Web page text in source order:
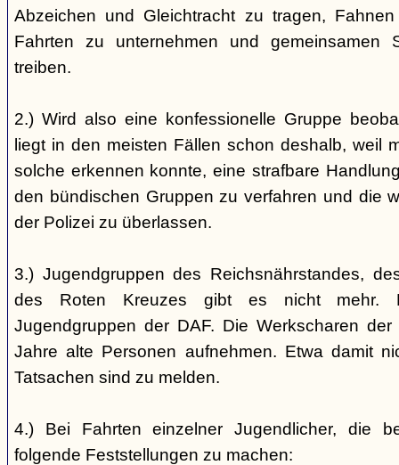
Abzeichen und Gleichtracht zu tragen,
Fahrten zu unternehmen und gemeinsamen
treiben.
2.) Wird also eine konfessionelle Gruppe
liegt in den meisten Fällen schon deshalb, weil
solche erkennen konnte, eine strafbare
den bündischen Gruppen zu verfahren und die
der Polizei zu überlassen.
3.) Jugendgruppen des Reichsnährstandes,
des Roten Kreuzes gibt es nicht mehr.
Jugendgruppen der DAF. Die Werkscharen
Jahre alte Personen aufnehmen. Etwa damit
Tatsachen sind zu melden.
4.) Bei Fahrten einzelner Jugendlicher, die
folgende Feststellungen zu machen: